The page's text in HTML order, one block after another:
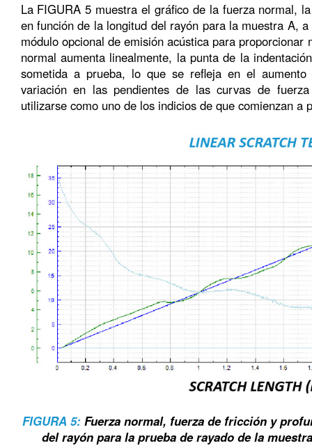
La FIGURA 5 muestra el gráfico de la fuerza normal,
en función de la longitud del rayón para la muestra A,
módulo opcional de emisión acústica para
normal aumenta linealmente, la punta de la
sometida a prueba, lo que se refleja en el
variación en las pendientes de las curvas de
utilizarse como uno de los indicios de que comienzan a
FIGURA 5:Fuerza normal, fuerza de fricción y
del rayón para la prueba de rayado de la